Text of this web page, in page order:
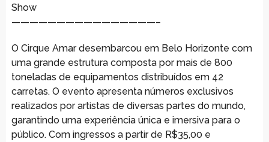
Show
————————————————–
O Cirque Amar desembarcou em Belo Horizonte com
uma grande estrutura composta por mais de 800
toneladas de equipamentos distribuídos em 42
carretas. O evento apresenta números exclusivos
realizados por artistas de diversas partes do mundo,
garantindo uma experiência única e imersiva para o
público. Com ingressos a partir de R$35,00 e